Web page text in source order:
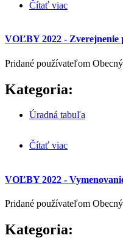
Čítať viac
VOĽBY 2022 - Zverejnenie
Pridané používateľom
Kategoria:
Úradná tabuľa
Čítať viac
VOĽBY 2022 -
Pridané používateľom
Kategoria: